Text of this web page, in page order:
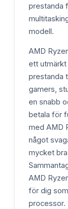
prestanda
modell.
AMD
ett
prestanda
gamers,
en snabb
betala för
med AMD
något
mycket
AMD
för dig
processor.